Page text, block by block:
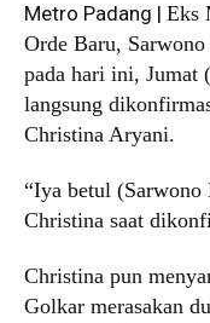
Metro Padang | Eks
Orde Baru,
pada hari ini, Jumat
langsung
Christina Aryani.
“Iya betul (Sarwono
Christina saat
Christina pun
Golkar merasakan